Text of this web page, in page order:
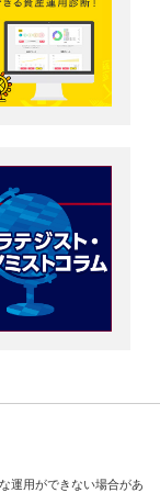
運用ができない場合があ